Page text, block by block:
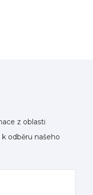
z oblasti
odběru našeho